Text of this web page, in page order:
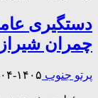
دستگیری
چمران شیراز
پرتو جنوب ۱۴۰۵-۰۴-۱۴